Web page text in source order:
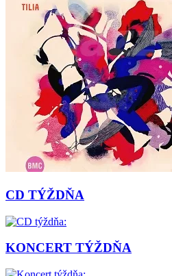
CD TÝŽDŇA
KONCERT TÝŽDŇA